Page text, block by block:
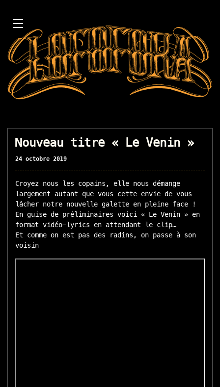
Nouveau titre « Le Venin »
24 octobre 2019
Croyez nous les copains, elle nous démange
largement autant que vous cette envie de vous
lâcher notre nouvelle galette en pleine face !
En guise de préliminaires voici « Le Venin » en
format vidéo-lyrics en attendant le clip…
Et comme on est pas des radins, on passe à son
voisin